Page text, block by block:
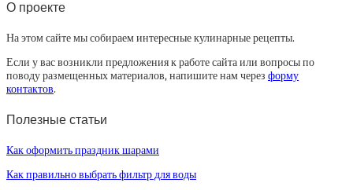
О проекте
На этом сайте мы собираем интересные кулинарные рецепты.
Если у вас возникли предложения к работе сайта или вопросы по
поводу размещенных материалов, напишите нам через форму
контактов.
Полезные статьи
Как оформить праздник шарами
Как правильно выбрать фильтр для воды